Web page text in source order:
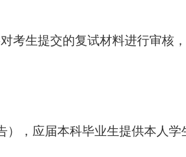
考生提交的复试材料进行审核
，应届本科毕业生提供本人学